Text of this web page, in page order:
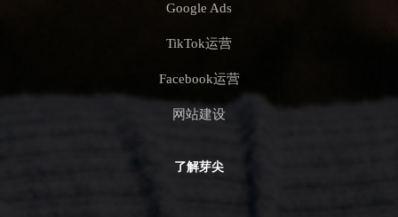
Google Ads
TikTok运营
Facebook运营
网站建设
了解芽尖